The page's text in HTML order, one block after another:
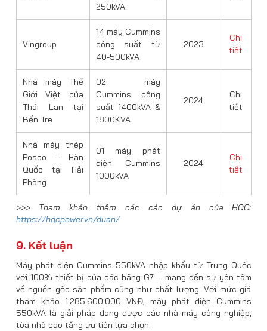
250kVA
Vingroup
14 máy Cummins
công suất từ
40-500kVA
2023
Chi
tiết
Nhà máy Thế
Giới Việt của
Thái Lan tại
Bến Tre
02 máy
Cummins công
suất 1400kVA &
1800KVA
2024
Chi
tiết
Nhà máy thép
Posco – Hàn
Quốc tại Hải
Phòng
01 máy phát
điện Cummins
1000kVA
2024
Chi
tiết
>>> Tham khảo thêm các các dự án của HQC:
https://hqcpower.vn/duan/
9. Kết luận
Máy phát điện Cummins 550kVA nhập khẩu từ Trung Quốc
với 100% thiết bị của các hãng G7 – mang đến sự yên tâm
về nguồn gốc sản phẩm cũng như chất lượng. Với mức giá
tham khảo 1.285.600.000 VNĐ, máy phát điện Cummins
550kVA là giải pháp đang được các nhà máy công nghiệp,
tòa nhà cao tầng ưu tiên lựa chọn.